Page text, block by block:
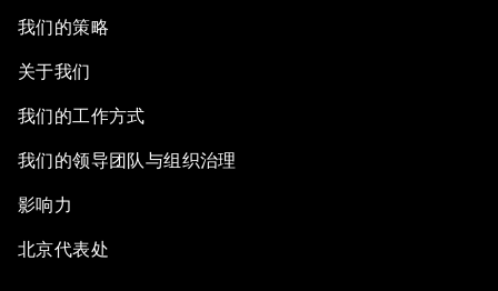
我们的策略
关于我们
我们的工作方式
我们的领导团队与组织治理
影响力
北京代表处